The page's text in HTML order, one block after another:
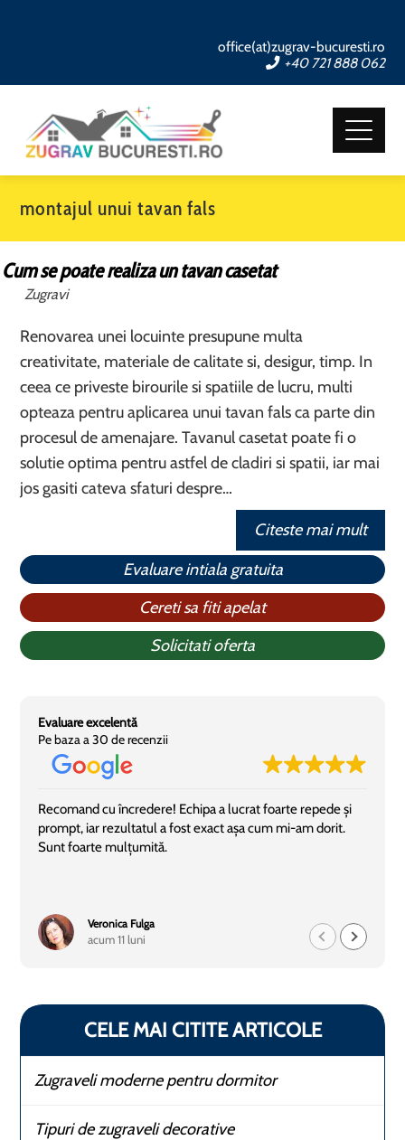
office(at)zugrav-bucuresti.ro
+40 721 888 062
montajul unui tavan fals
Cum se poate realiza un tavan casetat
Zugravi
Renovarea unei locuinte presupune multa
creativitate, materiale de calitate si, desigur, timp. In
ceea ce priveste birourile si spatiile de lucru, multi
opteaza pentru aplicarea unui tavan fals ca parte din
procesul de amenajare. Tavanul casetat poate fi o
solutie optima pentru astfel de cladiri si spatii, iar mai
jos gasiti cateva sfaturi despre…
Citeste mai mult
Evaluare intiala gratuita
Cereti sa fiti apelat
Solicitati oferta
Evaluare excelentă
Pe baza a 30 de recenzii
Recomand cu încredere! Echipa a lucrat foarte repede și
prompt, iar rezultatul a fost exact așa cum mi-am dorit.
Sunt foarte mulțumită.
Veronica Fulga
acum 11 luni
CELE MAI CITITE ARTICOLE
Zugraveli moderne pentru dormitor
Tipuri de zugraveli decorative